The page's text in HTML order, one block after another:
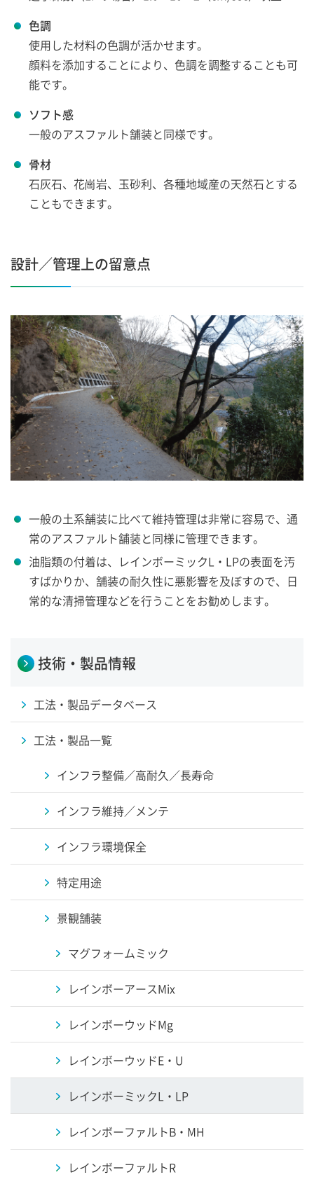
色調
使用した材料の色調が活かせます。
顔料を添加することにより、色調を調整することも可
能です。
ソフト感
一般のアスファルト舗装と同様です。
骨材
石灰石、花崗岩、玉砂利、各種地域産の天然石とする
こともできます。
設計／管理上の留意点
一般の土系舗装に比べて維持管理は非常に容易で、通
常のアスファルト舗装と同様に管理できます。
油脂類の付着は、レインボーミックL・LPの表面を汚
すばかりか、舗装の耐久性に悪影響を及ぼすので、日
常的な清掃管理などを行うことをお勧めします。
技術・製品情報
工法・製品データベース
工法・製品一覧
インフラ整備／高耐久／長寿命
インフラ維持／メンテ
インフラ環境保全
特定用途
景観舗装
マグフォームミック
レインボーアースMix
レインボーウッドMg
レインボーウッドE・U
レインボーミックL・LP
レインボーファルトB・MH
レインボーファルトR